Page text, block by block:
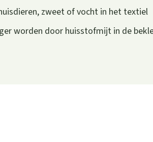
zweet of vocht in het textiel
worden door huisstofmijt in de